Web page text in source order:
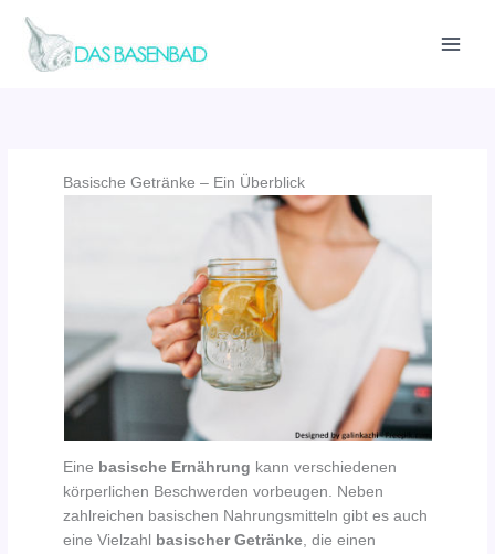
Inhalt
springen
Basische Getränke – Ein Überblick
Eine basische Ernährung kann verschiedenen
körperlichen Beschwerden vorbeugen. Neben
zahlreichen basischen Nahrungsmitteln gibt es auch
eine Vielzahl
basischer Getränke , die einen